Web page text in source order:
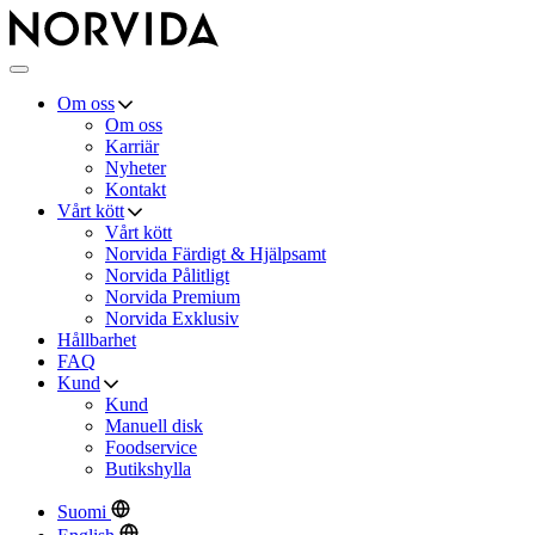
Norvida
Meny
Om oss
Om oss
Karriär
Nyheter
Kontakt
Vårt kött
Vårt kött
Norvida Färdigt & Hjälpsamt
Norvida Pålitligt
Norvida Premium
Norvida Exklusiv
Hållbarhet
FAQ
Kund
Kund
Manuell disk
Foodservice
Butikshylla
Suomi